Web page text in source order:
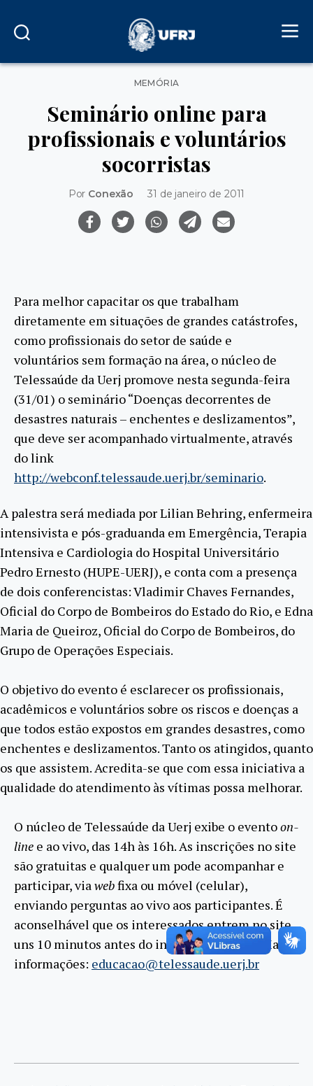
Categorias
MEMÓRIA
Seminário online para
profissionais e voluntários
socorristas
Por Conexão 31 de janeiro de 2011
Para melhor capacitar os que trabalham
diretamente em situações de grandes catástrofes,
como profissionais do setor de saúde e
voluntários sem formação na área, o núcleo de
Telessaúde da Uerj promove nesta segunda-feira
(31/01) o seminário “Doenças decorrentes de
desastres naturais – enchentes e deslizamentos”,
que deve ser acompanhado virtualmente, através
do link
http://webconf.telessaude.uerj.br/seminario.
A palestra será mediada por Lilian Behring, enfermeira
intensivista e pós-graduanda em Emergência, Terapia
Intensiva e Cardiologia do Hospital Universitário
Pedro Ernesto (HUPE-UERJ), e conta com a presença
de dois conferencistas: Vladimir Chaves Fernandes,
Oficial do Corpo de Bombeiros do Estado do Rio, e Edna
Maria de Queiroz, Oficial do Corpo de Bombeiros, do
Grupo de Operações Especiais.
O objetivo do evento é esclarecer os profissionais,
acadêmicos e voluntários sobre os riscos e doenças a
que todos estão expostos em grandes desastres, como
enchentes e deslizamentos. Tanto os atingidos, quanto
os que assistem. Acredita-se que com essa iniciativa a
qualidade do atendimento às vítimas possa melhorar.
O núcleo de Telessaúde da Uerj exibe o eventoon-
line e ao vivo, das 14h às 16h. As inscrições no site
são gratuitas e qualquer um pode acompanhar e
participar, via webfixa ou móvel (celular),
enviando perguntas ao vivo aos participantes. É
aconselhável que os interessados entrem no site
uns 10 minutos antes do início da palestra. Mais
informações: educacao@telessaude.uerj.br